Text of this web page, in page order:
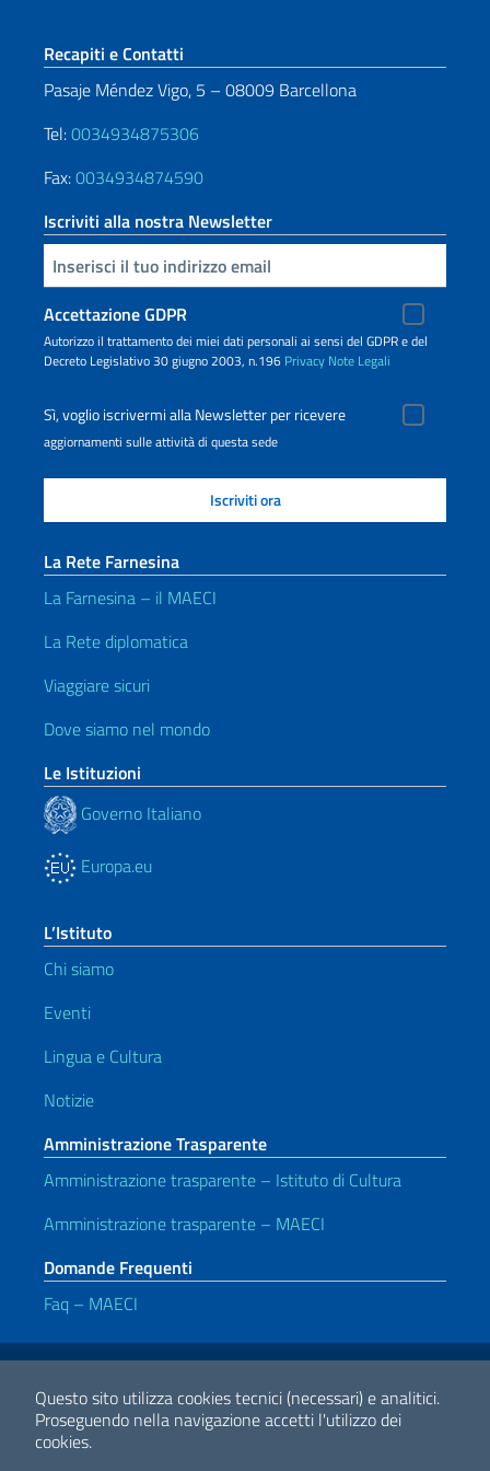
Questo sito utilizza cookies tecnici (necessari) e analitici.
Proseguendo nella navigazione accetti l'utilizzo dei
cookies.
Sezione footer
Recapiti e Contatti
Pasaje Méndez Vigo, 5 – 08009 Barcellona
Tel:0034934875306
Fax:0034934874590
Iscriviti alla nostra Newsletter
Inserisci la tua email
Accettazione GDPR
Autorizzo il trattamento dei miei dati personali ai sensi del GDPR e del
Decreto Legislativo 30 giugno 2003, n.196 Privacy Note Legali
Sì, voglio iscrivermi alla Newsletter per ricevere
aggiornamenti sulle attività di questa sede
La Rete Farnesina
La Farnesina – il MAECI
La Rete diplomatica
Viaggiare sicuri
Dove siamo nel mondo
Le Istituzioni
Governo Italiano
Europa.eu
L’Istituto
Chi siamo
Eventi
Lingua e Cultura
Notizie
Amministrazione Trasparente
Amministrazione trasparente – Istituto di Cultura
Amministrazione trasparente – MAECI
Domande Frequenti
Faq – MAECI
Link Utili